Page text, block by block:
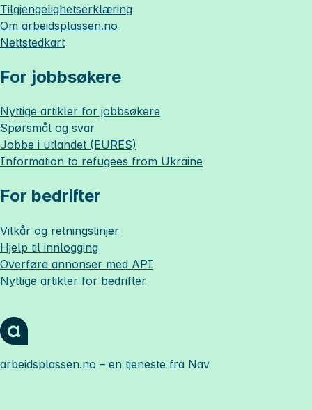
Tilgjengelighetserklæring
Om arbeidsplassen.no
Nettstedkart
For jobbsøkere
Nyttige artikler for jobbsøkere
Spørsmål og svar
Jobbe i utlandet (EURES)
Information to refugees from Ukraine
For bedrifter
Vilkår og retningslinjer
Hjelp til innlogging
Overføre annonser med API
Nyttige artikler for bedrifter
arbeidsplassen.no – en tjeneste fra Nav